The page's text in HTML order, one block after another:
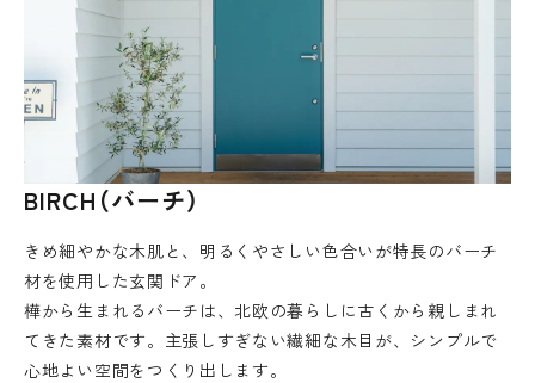
BIRCH（バーチ）
きめ細やかな木肌と、明るくやさしい色合いが特長のバーチ
材を使用した玄関ドア。
樺から生まれるバーチは、北欧の暮らしに古くから親しまれ
てきた素材です。主張しすぎない繊細な木目が、シンプルで
心地よい空間をつくり出します。